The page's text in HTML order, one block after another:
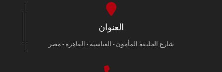
العنوان
شارع الخليفة المأمون - العباسية - القاهرة - مصر